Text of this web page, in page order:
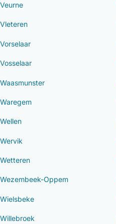
Veurne
Vleteren
Vorselaar
Vosselaar
Waasmunster
Waregem
Wellen
Wervik
Wetteren
Wezembeek-Oppem
Wielsbeke
Willebroek